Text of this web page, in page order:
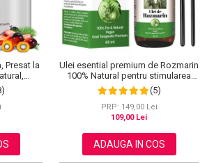
Presat la
Efect
220 g
Ulei esential premium de Rozmarin
100% Natural pentru stimularea
cresterii parului, genelor,
sprancenelor sau unghiilor, NOVA
KISS® 60 ml
(5)
PRP: 149,00 Lei
109,00 Lei
ADAUGA IN COS